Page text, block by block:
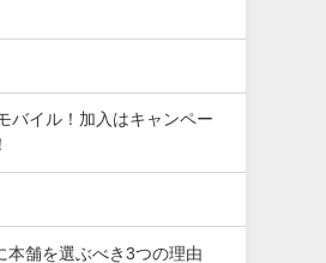
バイル！加入はキャンペー
本舗を選ぶべき3つの理由